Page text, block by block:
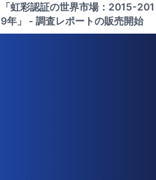
「虹彩認証の世界市場：2015-201
9年」 - 調査レポートの販売開始